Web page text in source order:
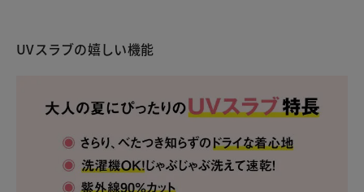
UVスラブの嬉しい機能